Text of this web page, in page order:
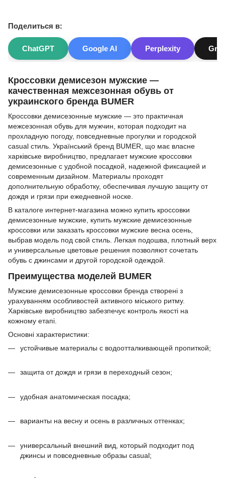
Кроссовки демисезон мужские —
качественная межсезонная обувь от
украинского бренда BUMER
Кроссовки демисезонные мужские — это практичная
межсезонная обувь для мужчин, которая подходит на
прохладную погоду, повседневные прогулки и городской
casual стиль. Український бренд BUMER, що має власне
харківське виробництво, предлагает мужские кроссовки
демисезонные с удобной посадкой, надежной фиксацией и
современным дизайном. Материалы проходят
дополнительную обработку, обеспечивая лучшую защиту от
дождя и грязи при ежедневной носке.
В каталоге интернет-магазина можно купить кроссовки
демисезонные мужские, купить мужские демисезонные
кроссовки или заказать кроссовки мужские весна осень,
выбрав модель под свой стиль. Легкая подошва, плотный верх
и универсальные цветовые решения позволяют сочетать
обувь с джинсами и другой городской одеждой.
Преимущества моделей BUMER
Мужские демисезонные кроссовки бренда створені з
урахуванням особливостей активного міського ритму.
Харківське виробництво забезпечує контроль якості на
кожному етапі.
Основні характеристики:
устойчивые материалы с водоотталкивающей пропиткой;
защита от дождя и грязи в переходный сезон;
удобная анатомическая посадка;
варианты на весну и осень в различных оттенках;
универсальный внешний вид, который подходит под
джинсы и повседневные образы casual;
Поделиться в:
ChatGPT Google AI Perplexity